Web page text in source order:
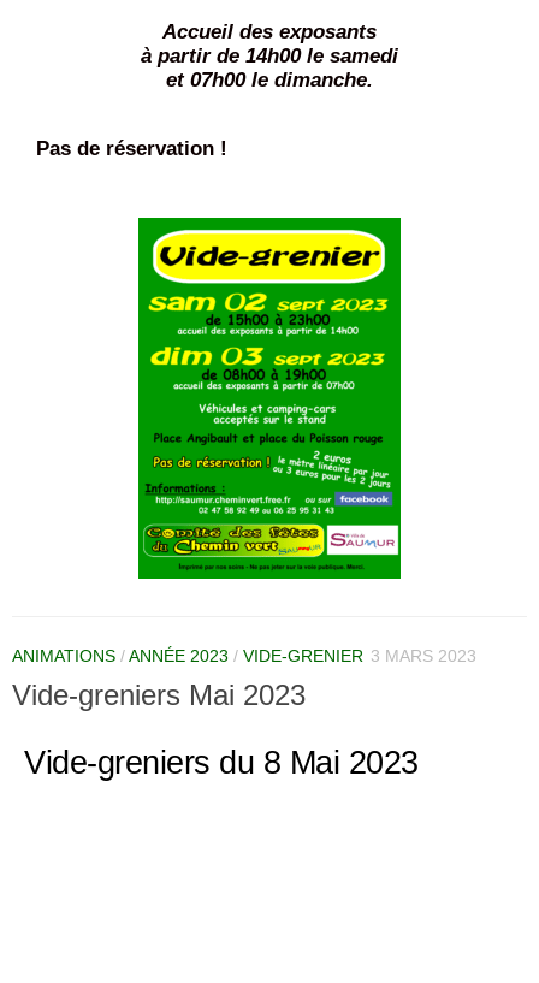
Accueil des exposants
à partir de 14h00 le samedi
et 07h00 le dimanche.
Pas de réservation !
ANIMATIONS /ANNÉE 2023 / VIDE-GRENIER 3 MARS 2023
Vide-greniers Mai 2023
Vide-greniers du 8 Mai 2023